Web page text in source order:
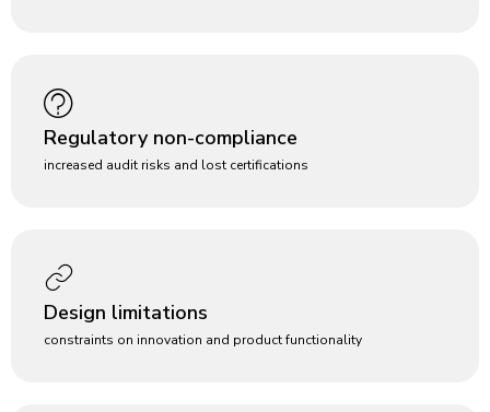
Regulatory non-compliance
increased audit risks and lost certifications
Design limitations
constraints on innovation and product functionality